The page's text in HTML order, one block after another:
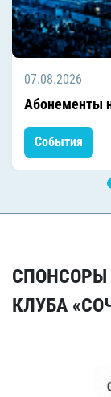
07.08.2026
Абонементы
События
СПОНСОРЫ
КЛУБА